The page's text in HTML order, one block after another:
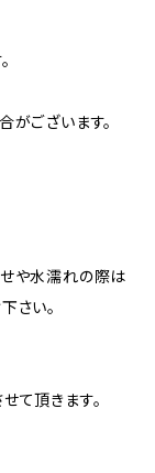
がございます。
や水濡れの際は
さい。
て頂きます。